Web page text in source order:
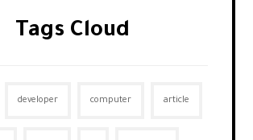
Tags Cloud
article
computer
developer